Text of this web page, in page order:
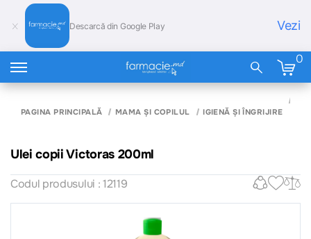
Descarcă din Google Play Vezi
0
PAGINA PRINCIPALĂ MAMA ȘI COPILUL IGIENĂ ȘI ÎNGRIJIRE
Ulei copii Victoras 200ml
Codul produsului : 12119